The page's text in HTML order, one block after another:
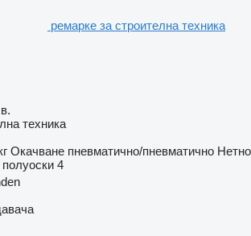
ремарке за строителна техника
техника
Окачване пневматично/пневматично Нетно
4